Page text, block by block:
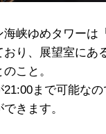
海峡ゆめタワーは
おり、展望室にあ
こと。
21:00まで可能な
きます。